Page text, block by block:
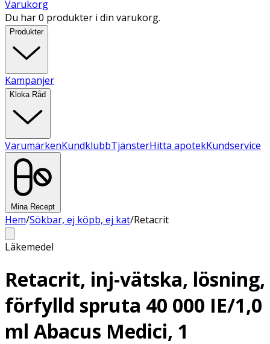
Varukorg
Du har 0 produkter i din varukorg.
Produkter
Kampanjer
Kloka Råd
VarumärkenKundklubbTjänsterHitta apotekKundservice
Mina Recept
Hem/Sökbar, ej köpb, ej kat/Retacrit
Läkemedel
Retacrit, inj-vätska, lösning,
förfylld spruta 40 000 IE/1,0
ml Abacus Medici, 1